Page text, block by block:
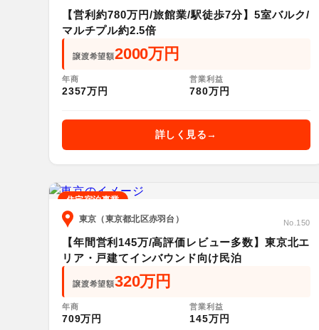
【営利約780万円/旅館業/駅徒歩7分】5室バルク/
マルチプル約2.5倍
譲渡希望額2000万円
年商
2357万円
営業利益
780万円
詳しく見る
住宅宿泊事業
東京（東京都北区赤羽台）
No.150
【年間営利145万/高評価レビュー多数】東京北エ
リア・戸建てインバウンド向け民泊
譲渡希望額320万円
年商
709万円
営業利益
145万円